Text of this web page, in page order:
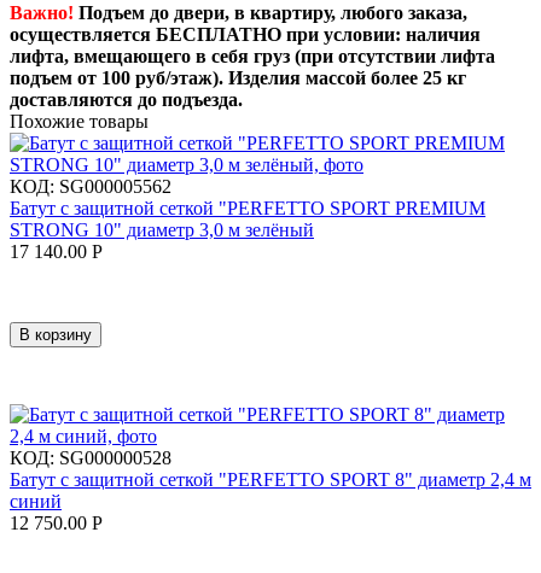
Важно! Подъем до двери, в квартиру, любого заказа,
осуществляется БЕСПЛАТНО при условии: наличия
лифта, вмещающего в себя груз (при отсутствии лифта
подъем от 100 руб/этаж). Изделия массой более 25 кг
доставляются до подъезда.
Похожие товары
КОД: SG000005562
Батут с защитной сеткой "PERFETTO SPORT PREMIUM
STRONG 10" диаметр 3,0 м зелёный
17 140.00 Р
В корзину
КОД: SG000000528
Батут с защитной сеткой "PERFETTO SPORT 8" диаметр 2,4 м
синий
12 750.00 Р